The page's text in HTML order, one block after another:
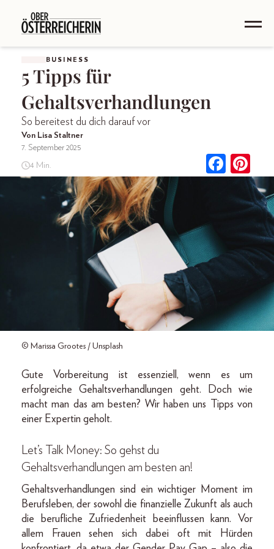
BUSINESS
5 Tipps für
Gehaltsverhandlungen
So bereitest du dich darauf vor
Von Lisa Staltner
7. September 2025
4 Min.
© Marissa Grootes / Unsplash
Gute Vorbereitung ist essenziell, wenn es um
erfolgreiche Gehaltsverhandlungen geht. Doch wie
macht man das am besten? Wir haben uns Tipps von
einer Expertin geholt.
Let’s Talk Money: So gehst du
Gehaltsverhandlungen am besten an!
Gehaltsverhandlungen sind ein wichtiger Moment im
Berufsleben, der sowohl die finanzielle Zukunft als auch
die berufliche Zufriedenheit beeinflussen kann. Vor
allem Frauen sehen sich dabei oft mit Hürden